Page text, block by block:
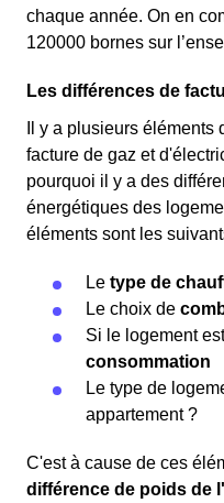
chaque année. On en
120000 bornes sur
Les différences de
Il y a plusieurs
facture de gaz et
pourquoi il y a des
énergétiques des
éléments sont les
Le type de
Le choix de
Si le logement
consommation
Le type de
appartement ?
C'est à cause de ces
différence de poids de